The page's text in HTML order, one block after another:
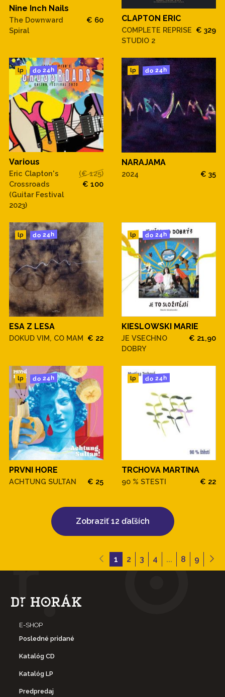
Nine Inch Nails
The Downward
Spiral
€ 60 CLAPTON ERIC
COMPLETE REPRISE
STUDIO 2
€ 329
lp do 24h
Various
Eric Clapton's
Crossroads
(Guitar Festival
2023)
(€ 125)
€ 100
lp do 24h
NARAJAMA
2024 € 35
lp do 24h
ESA Z LESA
DOKUD VIM, CO MAM € 22
lp do 24h
KIESLOWSKI MARIE
JE VSECHNO
DOBRY
€ 21,90
lp do 24h
PRVNI HORE
ACHTUNG SULTAN € 25
lp do 24h
TRCHOVA MARTINA
90 % STESTI € 22
Zobraziť 12 ďaľších
1 2 3 4 ... 8 9
E-SHOP
Posledné pridané
Katalóg CD
Katalóg LP
Predpredaj